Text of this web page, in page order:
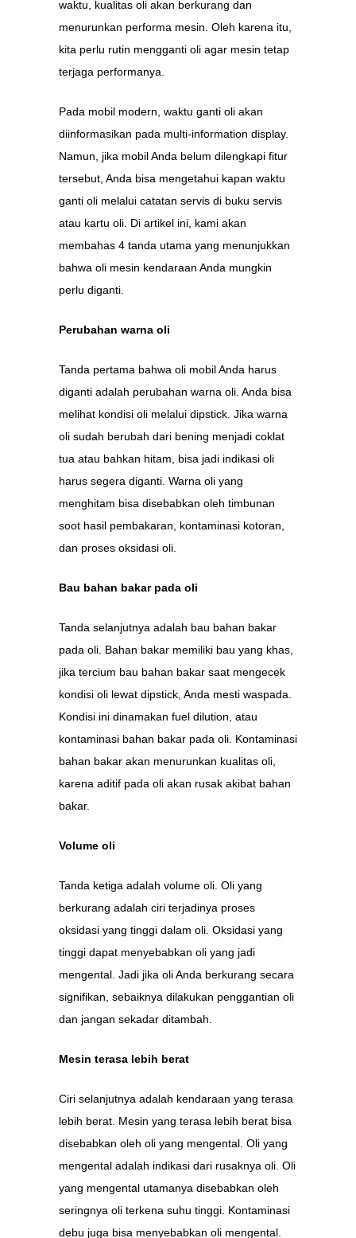
waktu, kualitas oli akan berkurang dan
menurunkan performa mesin. Oleh karena itu,
kita perlu rutin mengganti oli agar mesin tetap
terjaga performanya.
Pada mobil modern, waktu ganti oli akan
diinformasikan pada multi-information display.
Namun, jika mobil Anda belum dilengkapi fitur
tersebut, Anda bisa mengetahui kapan waktu
ganti oli melalui catatan servis di buku servis
atau kartu oli. Di artikel ini, kami akan
membahas 4 tanda utama yang menunjukkan
bahwa oli mesin kendaraan Anda mungkin
perlu diganti.
Perubahan warna oli
Tanda pertama bahwa oli mobil Anda harus
diganti adalah perubahan warna oli. Anda bisa
melihat kondisi oli melalui dipstick. Jika warna
oli sudah berubah dari bening menjadi coklat
tua atau bahkan hitam, bisa jadi indikasi oli
harus segera diganti. Warna oli yang
menghitam bisa disebabkan oleh timbunan
soot hasil pembakaran, kontaminasi kotoran,
dan proses oksidasi oli.
Bau bahan bakar pada oli
Tanda selanjutnya adalah bau bahan bakar
pada oli. Bahan bakar memiliki bau yang khas,
jika tercium bau bahan bakar saat mengecek
kondisi oli lewat dipstick, Anda mesti waspada.
Kondisi ini dinamakan fuel dilution, atau
kontaminasi bahan bakar pada oli. Kontaminasi
bahan bakar akan menurunkan kualitas oli,
karena aditif pada oli akan rusak akibat bahan
bakar.
Volume oli
Tanda ketiga adalah volume oli. Oli yang
berkurang adalah ciri terjadinya proses
oksidasi yang tinggi dalam oli. Oksidasi yang
tinggi dapat menyebabkan oli yang jadi
mengental. Jadi jika oli Anda berkurang secara
signifikan, sebaiknya dilakukan penggantian oli
dan jangan sekadar ditambah.
Mesin terasa lebih berat
Ciri selanjutnya adalah kendaraan yang terasa
lebih berat. Mesin yang terasa lebih berat bisa
disebabkan oleh oli yang mengental. Oli yang
mengental adalah indikasi dari rusaknya oli. Oli
yang mengental utamanya disebabkan oleh
seringnya oli terkena suhu tinggi. Kontaminasi
debu juga bisa menyebabkan oli mengental.